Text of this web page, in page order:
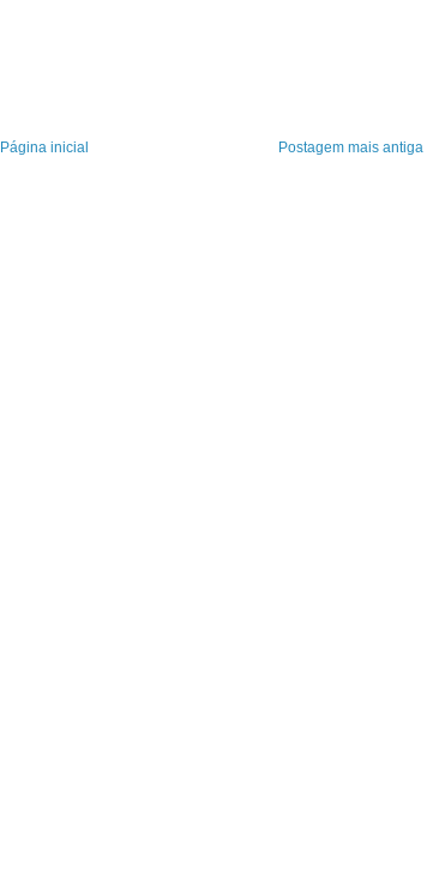
Postagem mais antiga
Página inicial